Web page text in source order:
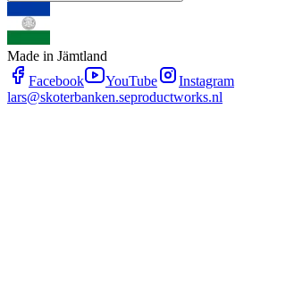
Made in Jämtland
Facebook
YouTube
Instagram
lars@skoterbanken.seproductworks.nl